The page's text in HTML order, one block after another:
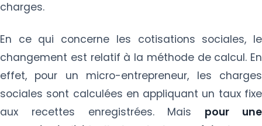
charges.
En ce qui concerne les cotisations sociales, le
changement est relatif à la méthode de calcul. En
effet, pour un micro-entrepreneur, les charges
sociales sont calculées en appliquant un taux fixe
aux recettes enregistrées. Mais pour une